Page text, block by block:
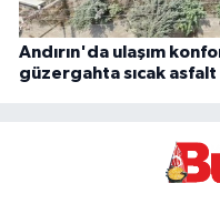
Andırın'da ulaşım
güzergahta sıcak asfalt